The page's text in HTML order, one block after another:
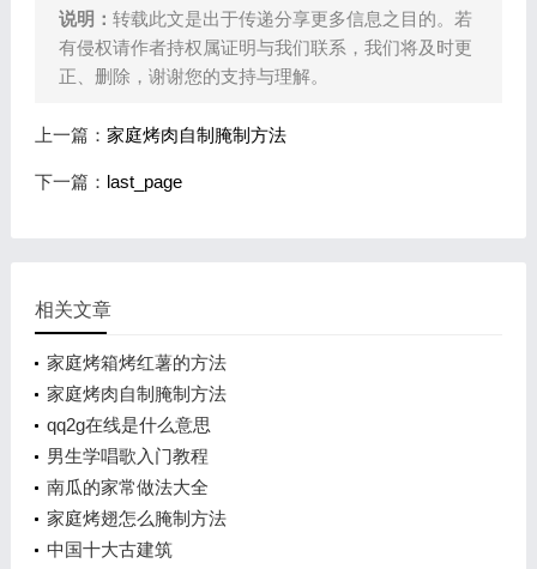
说明： 转载此文是出于传递分享更多信息之目的。若
有侵权请作者持权属证明与我们联系，我们将及时更
正、删除，谢谢您的支持与理解。
上一篇： 家庭烤肉自制腌制方法
下一篇： last_page
相关文章
家庭烤箱烤红薯的方法
家庭烤肉自制腌制方法
qq2g在线是什么意思
男生学唱歌入门教程
南瓜的家常做法大全
家庭烤翅怎么腌制方法
中国十大古建筑